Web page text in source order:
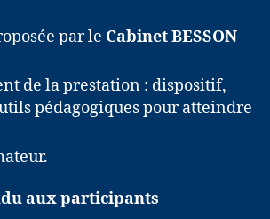
par le Cabinet BESSON
de la prestation : dispositif,
pédagogiques pour atteindre
aux participants